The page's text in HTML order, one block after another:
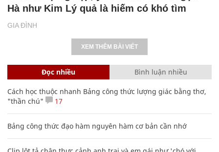
GIA ĐÌNH
Hà như Kim Lý quả là hiếm có khó tìm
XEM THÊM BÀI VIẾT
Đọc nhiều Bình luận nhiều
Cách học thuộc nhanh Bảng công thức lượng giác bằng thơ,
"thần chú"
17
Bảng công thức đạo hàm nguyên hàm cơ bản cần nhớ